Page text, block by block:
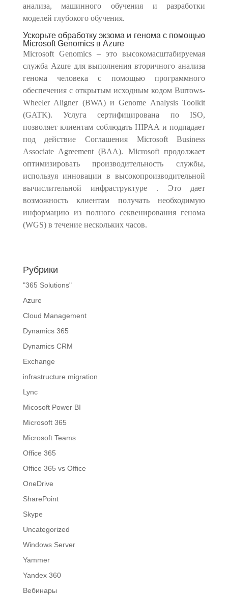
анализа, машинного обучения и разработки
моделей глубокого обучения.
Ускорьте обработку экзома и генома с помощью
Microsoft Genomics в Azure
Microsoft Genomics – это высокомасштабируемая
служба Azure для выполнения вторичного анализа
генома человека с помощью программного
обеспечения с открытым исходным кодом Burrows-
Wheeler Aligner (BWA) и Genome Analysis Toolkit
(GATK). Услуга сертифицирована по ISO,
позволяет клиентам соблюдать HIPAA и подпадает
под действие Соглашения Microsoft Business
Associate Agreement (BAA). Microsoft продолжает
оптимизировать производительность службы,
используя инновации в высокопроизводительной
вычислительной инфраструктуре . Это дает
возможность клиентам получать необходимую
информацию из полного секвенирования генома
(WGS) в течение нескольких часов.
Рубрики
"365 Solutions"
Azure
Cloud Management
Dynamics 365
Dynamics CRM
Exchange
infrastructure migration
Lync
Micosoft Power BI
Microsoft 365
Microsoft Teams
Office 365
Office 365 vs Office
OneDrive
SharePoint
Skype
Uncategorized
Windows Server
Yammer
Yandex 360
Вебинары